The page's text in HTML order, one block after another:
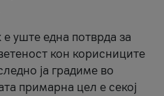
уште една потврда за
кон корисниците
ја градиме во
примарна цел е секој